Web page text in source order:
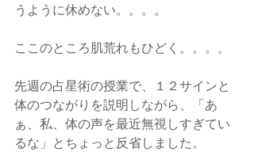
うように休めない。。。。
ここのところ肌荒れもひどく。。。。
先週の占星術の授業で、１２サインと
体のつながりを説明しながら、「あ
ぁ、私、体の声を最近無視しすぎてい
るな」とちょっと反省しました。